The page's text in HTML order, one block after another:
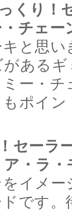
くり！
・チェ
と思
ある
ー・
ポイン
セーラ
ア・ラ
イメ
です